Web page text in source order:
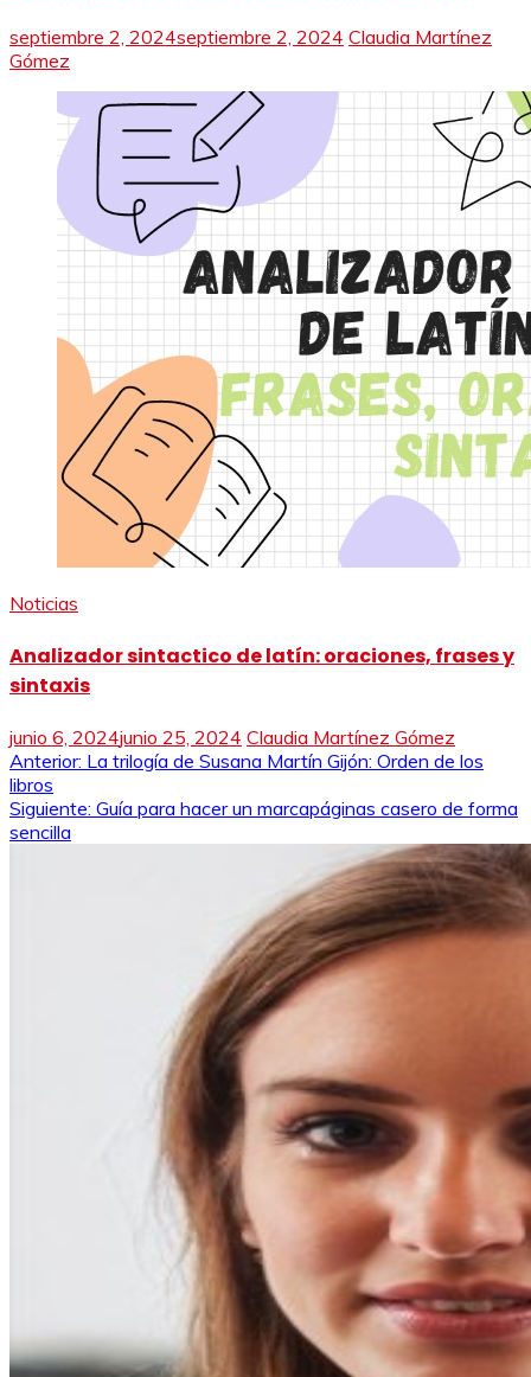
septiembre 2, 2024septiembre 2, 2024 Claudia Martínez
Gómez
Noticias
Analizador sintactico de latín: oraciones, frases y
sintaxis
junio 6, 2024junio 25, 2024 Claudia Martínez Gómez
Navegación
de
entradas
Anterior: La trilogía de Susana Martín Gijón: Orden de los
libros
Siguiente: Guía para hacer un marcapáginas casero de forma
sencilla